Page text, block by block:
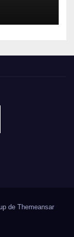
de Themeansar